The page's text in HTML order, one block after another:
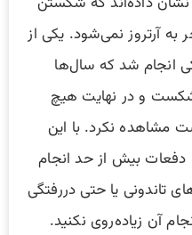
به آرتروز نمی‌شود. یکی از
انجام شد که سال‌ها
و در نهایت هیچ
مشاهده نکرد. با این
دفعات بیش از حد انجام
تاندونی یا حتی دررفتگی
آن زیاده‌روی نکنید.